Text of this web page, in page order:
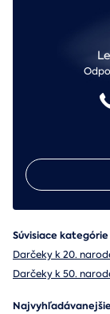
Súvisiace kategórie
Darčeky k 20.
Darčeky k 50.